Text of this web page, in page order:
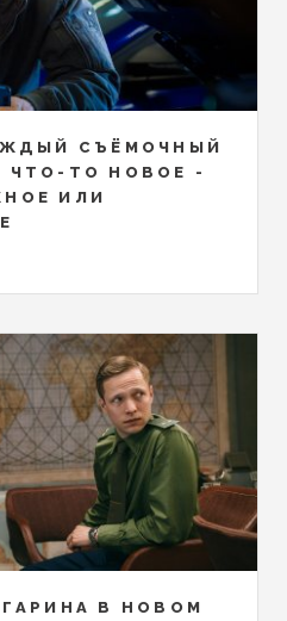
СЪЁМОЧНЫЙ
ЧТО-ТО НОВОЕ -
ИЛИ
В НОВОМ